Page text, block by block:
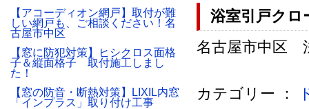
浴室引戸クロ
名古屋市中区
カテゴリー ：
【アコーディオン網戸】取付が難
しい網戸も、ご相談ください！名
古屋市中区
【窓に防犯対策】ヒシクロス面格
子＆縦面格子 取付施工しまし
た！
【窓の防音・断熱対策】LIXIL内窓
「インプラス」取り付け工事